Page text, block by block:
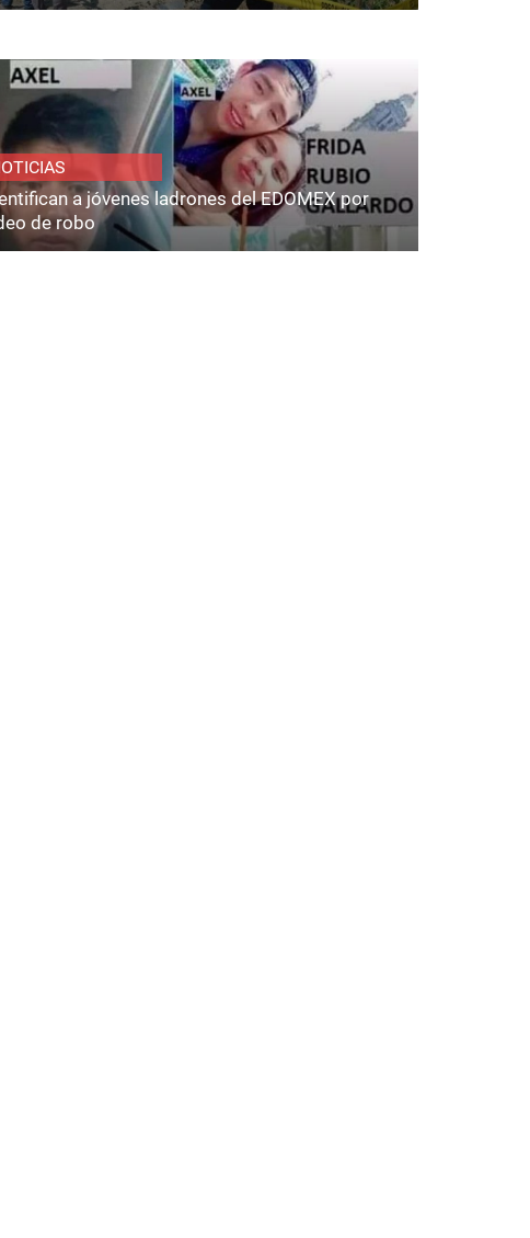
a jóvenes ladrones del EDOMEX por
de robo